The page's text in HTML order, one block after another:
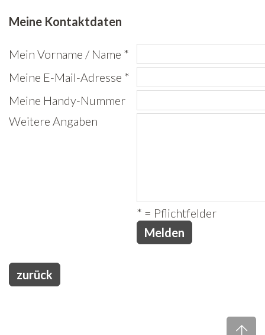
News
Meine Kontaktdaten
Mein Vorname / Name *
Meine E-Mail-Adresse *
Meine Handy-Nummer
Weitere Angaben
* = Pflichtfelder
zurück